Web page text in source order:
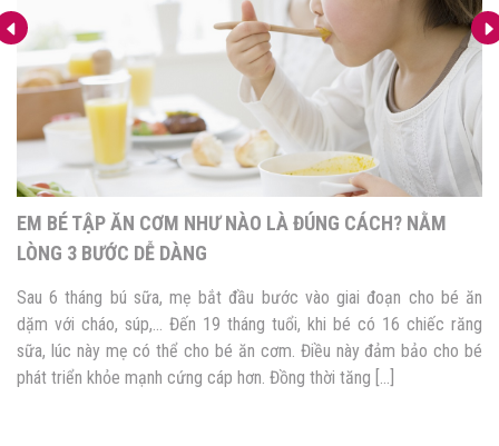
EM BÉ TẬP ĂN CƠM NHƯ NÀO LÀ ĐÚNG CÁCH? NẰM
LÒNG 3 BƯỚC DỄ DÀNG
Sau 6 tháng bú sữa, mẹ bắt đầu bước vào giai đoạn cho bé ăn
dặm với cháo, súp,… Đến 19 tháng tuổi, khi bé có 16 chiếc răng
sữa, lúc này mẹ có thể cho bé ăn cơm. Điều này đảm bảo cho bé
phát triển khỏe mạnh cứng cáp hơn. Đồng thời tăng […]